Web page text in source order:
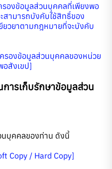
องข้อมูลส่วนบุคคลที่เพียงพอ
สามารถบังคับใช้สิทธิ์ของ
ยวยาตามกฎหมายที่จะบังคับ
รองข้อมูลส่วนบุคคลของหน่วย
อสังเขป]
การเก็บรักษาข้อมูลส่วน
บุคคลของท่าน ดังนี้
Copy / Hard Copy]